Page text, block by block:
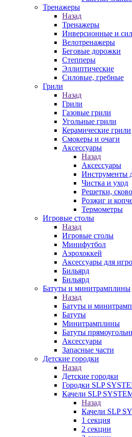
Тренажеры
Назад
Тренажеры
Инверсионные и
Велотренажеры
Беговые дорожки
Степперы
Эллиптические
Силовые, гребные
Грили
Назад
Грили
Газовые грили
Угольные грили
Керамические грили
Смокеры и очаги
Аксессуары
Назад
Аксессуары
Инструменты
Чистка и уход
Решетки,
Розжиг и
Термометры
Игровые столы
Назад
Игровые столы
Минифутбол
Аэрохоккей
Аксессуары для
Бильяpд
Бильяpд
Батуты и минитрамплины
Назад
Батуты и
Батуты
Минитрамплины
Батуты
Аксессуары
Запасные части
Детские городки
Назад
Детские городки
Городки SLP
Качели SLP
Назад
Качели SLP
1 секция
2 секции